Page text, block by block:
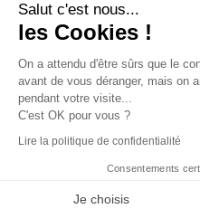
Inscrivez-vous
Salut c'est nous...
les Cookies !
On a attendu d'être sûrs que le
avant de vous déranger, mais on
pendant votre visite...
C'est OK pour vous ?
Lire la politique de confidentialité
Consentements
Je choisis